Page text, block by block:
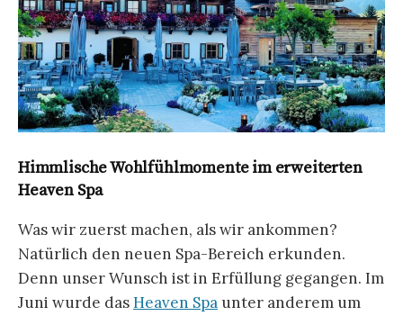
Himmlische Wohlfühlmomente im erweiterten
Heaven Spa
Was wir zuerst machen, als wir ankommen?
Natürlich den neuen Spa-Bereich erkunden.
Denn unser Wunsch ist in Erfüllung gegangen. Im
Juni wurde dasHeaven Spa unter anderem um